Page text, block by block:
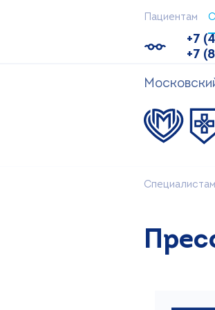
Пациентам
+7
+7
Специалистам